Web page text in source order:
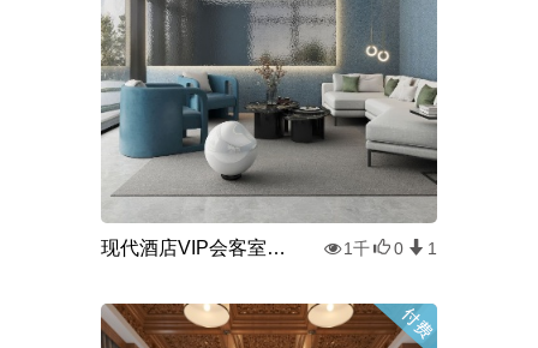
现代酒店VIP会客室接待室3d模型 1千 0 1